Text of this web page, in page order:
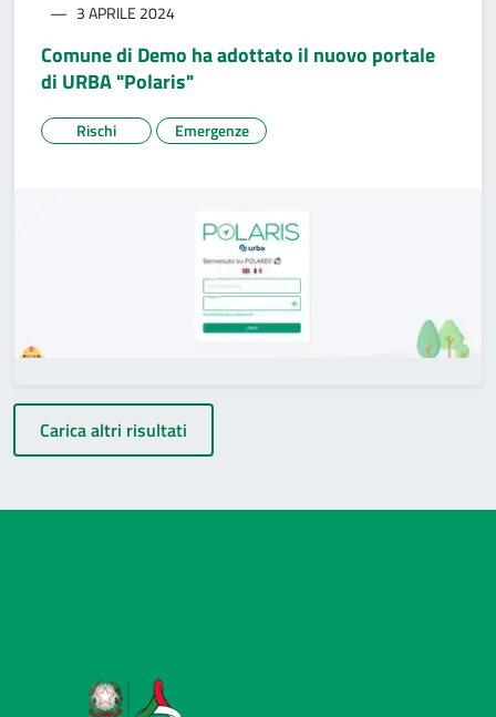
3 APRILE 2024
Comune di Demo ha adottato il nuovo portale
di URBA "Polaris"
Rischi Emergenze
Carica altri risultati